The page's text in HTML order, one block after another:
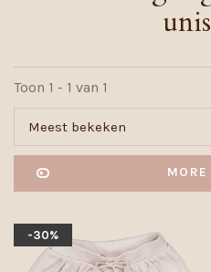
Toon 1 - 1 van 1
Meest bekeken
MORE
-30%